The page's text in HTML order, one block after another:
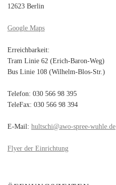
12623 Berlin
Google Maps
Erreichbarkeit:
Tram Linie 62 (Erich-Baron-Weg)
Bus Linie 108 (Wilhelm-Blos-Str.)
Telefon: 030 566 98 395
TeleFax: 030 566 98 394
E-Mail: hultschi@awo-spree-wuhle.de
Flyer der Einrichtung